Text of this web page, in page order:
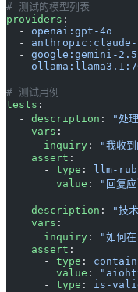
# 测试的模型列表
providers :
  -
openai:gpt-4o
  -
anthropic:claude-
  -
google:gemini-
  -
# 测试用例
tests :
  -
description :
"处
    vars
:
      inquiry
:
"我收
    assert
:
      -
type :
llm-
        value
: "回复
  -
description :
"技
    vars
:
      inquiry
:
"如何
    assert
:
      -
type :
        value
:
      -
type : is-